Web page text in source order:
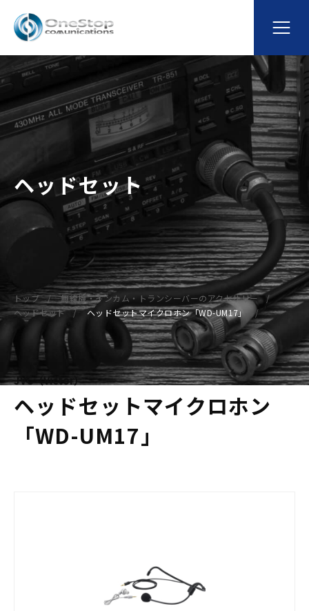
ヘッドセット
トップ
無線機・インカム・トランシーバーのアクセサリー
ヘッドセット
ヘッドセットマイクロホン「WD-UM17」
JVC（Victor）
ヘッドセットマイクロホン
「WD-UM17」